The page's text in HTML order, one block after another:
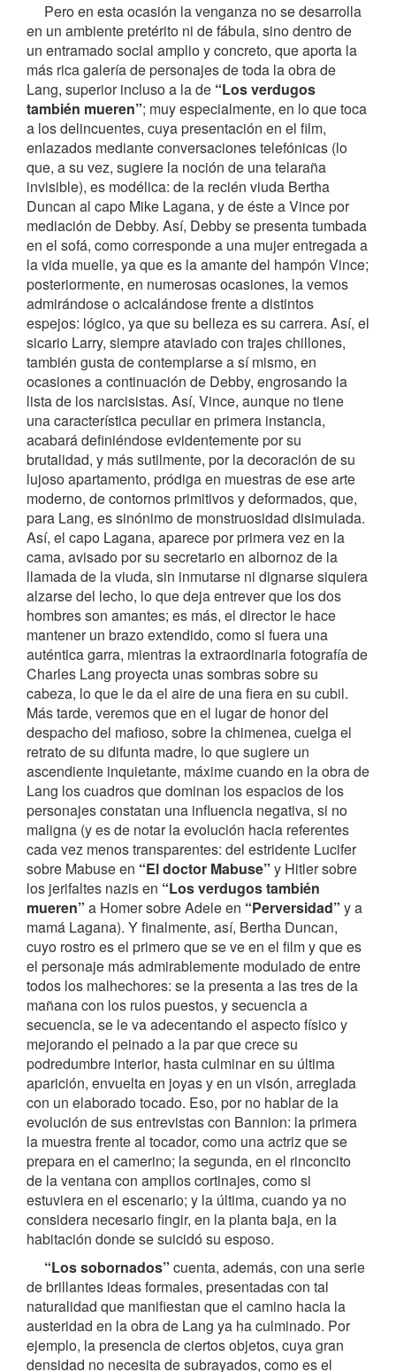
Pero en esta ocasión la venganza no se desarrolla
en un ambiente pretérito ni de fábula, sino dentro de
un entramado social amplio y concreto, que aporta la
más rica galería de personajes de toda la obra de
Lang, superior incluso a la de “Los verdugos
también mueren”; muy especialmente, en lo que toca
a los delincuentes, cuya presentación en el film,
enlazados mediante conversaciones telefónicas (lo
que, a su vez, sugiere la noción de una telaraña
invisible), es modélica: de la recién viuda Bertha
Duncan al capo Mike Lagana, y de éste a Vince por
mediación de Debby. Así, Debby se presenta tumbada
en el sofá, como corresponde a una mujer entregada a
la vida muelle, ya que es la amante del hampón Vince;
posteriormente, en numerosas ocasiones, la vemos
admirándose o acicalándose frente a distintos
espejos: lógico, ya que su belleza es su carrera. Así, el
sicario Larry, siempre ataviado con trajes chillones,
también gusta de contemplarse a sí mismo, en
ocasiones a continuación de Debby, engrosando la
lista de los narcisistas. Así, Vince, aunque no tiene
una característica peculiar en primera instancia,
acabará definiéndose evidentemente por su
brutalidad, y más sutilmente, por la decoración de su
lujoso apartamento, pródiga en muestras de ese arte
moderno, de contornos primitivos y deformados, que,
para Lang, es sinónimo de monstruosidad disimulada.
Así, el capo Lagana, aparece por primera vez en la
cama, avisado por su secretario en albornoz de la
llamada de la viuda, sin inmutarse ni dignarse siquiera
alzarse del lecho, lo que deja entrever que los dos
hombres son amantes; es más, el director le hace
mantener un brazo extendido, como si fuera una
auténtica garra, mientras la extraordinaria fotografía de
Charles Lang proyecta unas sombras sobre su
cabeza, lo que le da el aire de una fiera en su cubil.
Más tarde, veremos que en el lugar de honor del
despacho del mafioso, sobre la chimenea, cuelga el
retrato de su difunta madre, lo que sugiere un
ascendiente inquietante, máxime cuando en la obra de
Lang los cuadros que dominan los espacios de los
personajes constatan una influencia negativa, si no
maligna (y es de notar la evolución hacia referentes
cada vez menos transparentes: del estridente Lucifer
sobre Mabuse en “El doctor Mabuse” y Hitler sobre
los jerifaltes nazis en “Los verdugos también
mueren” a Homer sobre Adele en “Perversidad” y a
mamá Lagana). Y finalmente, así, Bertha Duncan,
cuyo rostro es el primero que se ve en el film y que es
el personaje más admirablemente modulado de entre
todos los malhechores: se la presenta a las tres de la
mañana con los rulos puestos, y secuencia a
secuencia, se le va adecentando el aspecto físico y
mejorando el peinado a la par que crece su
podredumbre interior, hasta culminar en su última
aparición, envuelta en joyas y en un visón, arreglada
con un elaborado tocado. Eso, por no hablar de la
evolución de sus entrevistas con Bannion: la primera
la muestra frente al tocador, como una actriz que se
prepara en el camerino; la segunda, en el rinconcito
de la ventana con amplios cortinajes, como si
estuviera en el escenario; y la última, cuando ya no
considera necesario fingir, en la planta baja, en la
habitación donde se suicidó su esposo.
“Los sobornados” cuenta, además, con una serie
de brillantes ideas formales, presentadas con tal
naturalidad que manifiestan que el camino hacia la
austeridad en la obra de Lang ya ha culminado. Por
ejemplo, la presencia de ciertos objetos, cuya gran
densidad no necesita de subrayados, como es el